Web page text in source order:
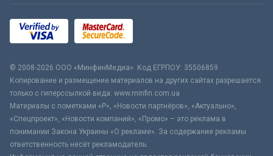
© 2008-2026 ООО «МинфинМедиа». Код ЕГРПОУ: 35506859
Копирование и размещение материалов на других сайтах разрешается
только с гиперссылкой вида: www.minfin.com.ua
Материалы с пометками «Р», «Новости партнёров», «Актуально»,
«Спецпроект», «Новости компаний», «Промо» – это реклама в
понимании Закона Украины «О рекламе». За содержание рекламы
ответственность несёт рекламодатель.